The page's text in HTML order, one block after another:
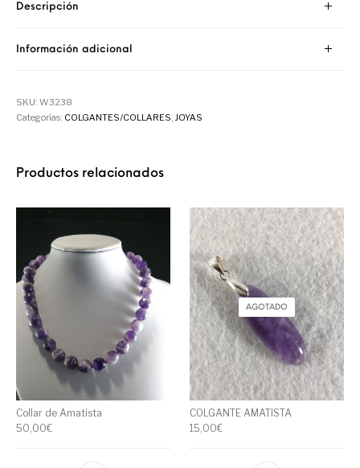
Descripción
Información adicional
SKU:W3238
Categorías: COLGANTES/COLLARES,JOYAS
Productos relacionados
Collar de Amatista
50,00€
AGOTADO
COLGANTE AMATISTA
15,00€